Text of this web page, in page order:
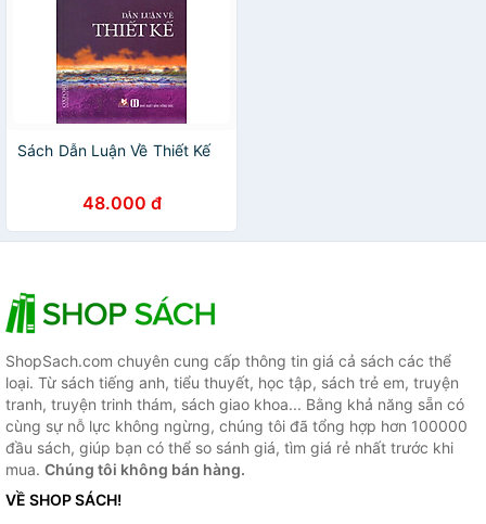
Sách Dẫn Luận Về Thiết Kế
48.000 đ
ShopSach.com chuyên cung cấp thông tin giá cả sách các thể
loại. Từ sách tiếng anh, tiểu thuyết, học tập, sách trẻ em, truyện
tranh, truyện trinh thám, sách giao khoa... Bằng khả năng sẵn có
cùng sự nỗ lực không ngừng, chúng tôi đã tổng hợp hơn 100000
đầu sách, giúp bạn có thể so sánh giá, tìm giá rẻ nhất trước khi
mua. Chúng tôi không bán hàng.
VỀ SHOP SÁCH!